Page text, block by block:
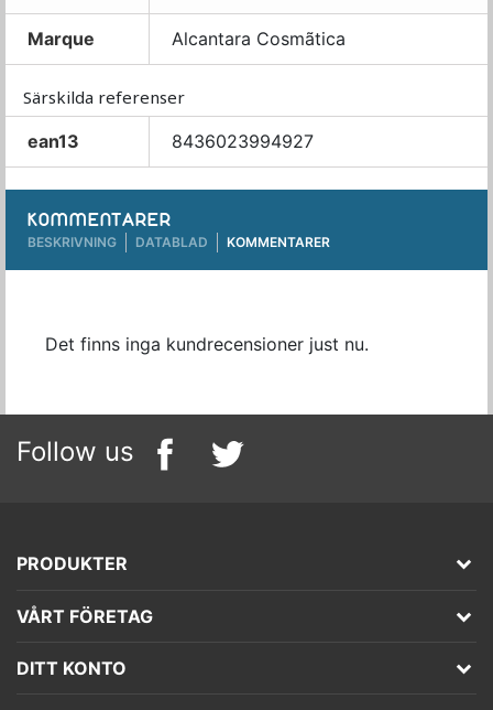
Marque Alcantara Cosmãtica
Särskilda referenser
ean13
8436023994927
KOMMENTARER
BESKRIVNING DATABLAD KOMMENTARER
Det finns inga kundrecensioner just nu.
Follow us
PRODUKTER
VÅRT FÖRETAG
DITT KONTO